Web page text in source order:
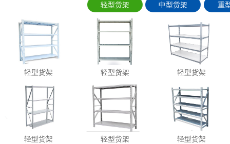
轻型货架 中型货架 重
轻型货架 轻型货架 轻型货架
轻型货架 轻型货架 轻型货架